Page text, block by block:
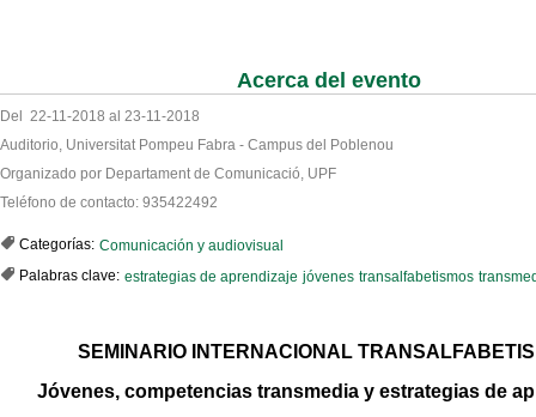
Acerca del evento
Del 22-11-2018 al 23-11-2018
Auditorio, Universitat Pompeu Fabra - Campus del Poblenou
Organizado por Departament de Comunicació, UPF
Teléfono de contacto: 935422492
Categorías: Comunicación y audiovisual
Palabras clave: estrategias de aprendizaje jóvenes transalfabetismos
SEMINARIO INTERNACIONAL
Jóvenes, competencias transmedia y estrategias de